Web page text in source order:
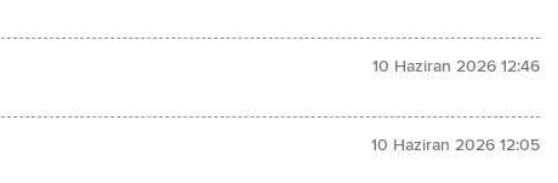
10 Haziran 2026 12:46
10 Haziran 2026 12:05